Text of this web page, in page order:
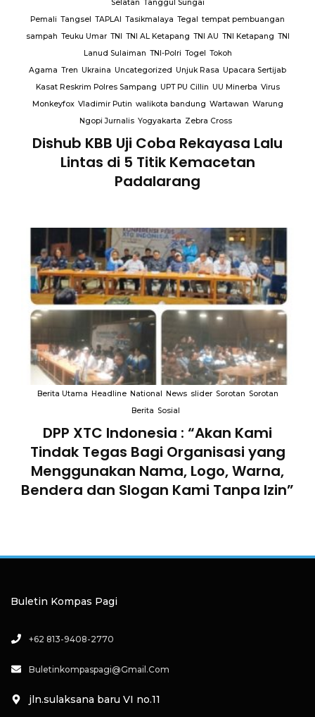
Selatan Tanggul Sungai
Pemali Tangsel TAPLAI Tasikmalaya Tegal tempat pembuangan
sampah Teuku Umar TNI TNI AL Ketapang TNI AU TNI Ketapang TNI
Lanud Sulaiman TNI-Polri Togel Tokoh
Agama Tren Ukraina Uncategorized Unjuk Rasa Upacara Sertijab
Kasat Reskrim Polres Sampang UPT PU Cillin UU Minerba Virus
Monkeyfox Vladimir Putin walikota bandung Wartawan Warung
Ngopi Jurnalis Yogyakarta Zebra Cross
Dishub KBB Uji Coba Rekayasa Lalu
Lintas di 5 Titik Kemacetan
Padalarang
Berita Utama Headline National News slider Sorotan Sorotan
Berita Sosial
DPP XTC Indonesia : “Akan Kami
Tindak Tegas Bagi Organisasi yang
Menggunakan Nama, Logo, Warna,
Bendera dan Slogan Kami Tanpa Izin”
Buletin Kompas Pagi
+62 813-9408-2770
Buletinkompaspagi@gmail.com
jln.sulaksana baru VI no.11